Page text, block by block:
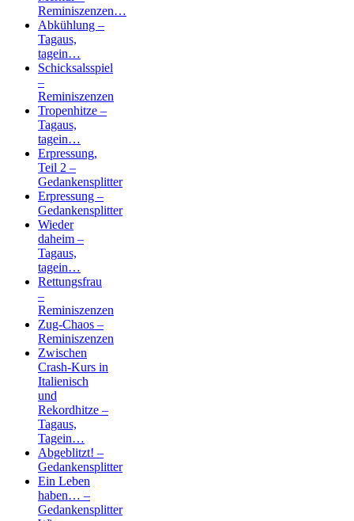
Reminiszenzen…
Abkühlung –
Tagaus,
tagein…
Schicksalsspiel
–
Reminiszenzen
Tropenhitze –
Tagaus,
tagein…
Erpressung,
Teil 2 –
Gedankensplitter
Erpressung –
Gedankensplitter
Wieder
daheim –
Tagaus,
tagein…
Rettungsfrau
–
Reminiszenzen
Zug-Chaos –
Reminiszenzen
Zwischen
Crash-Kurs in
Italienisch
und
Rekordhitze –
Tagaus,
Tagein…
Abgeblitzt! –
Gedankensplitter
Ein Leben
haben… –
Gedankensplitter